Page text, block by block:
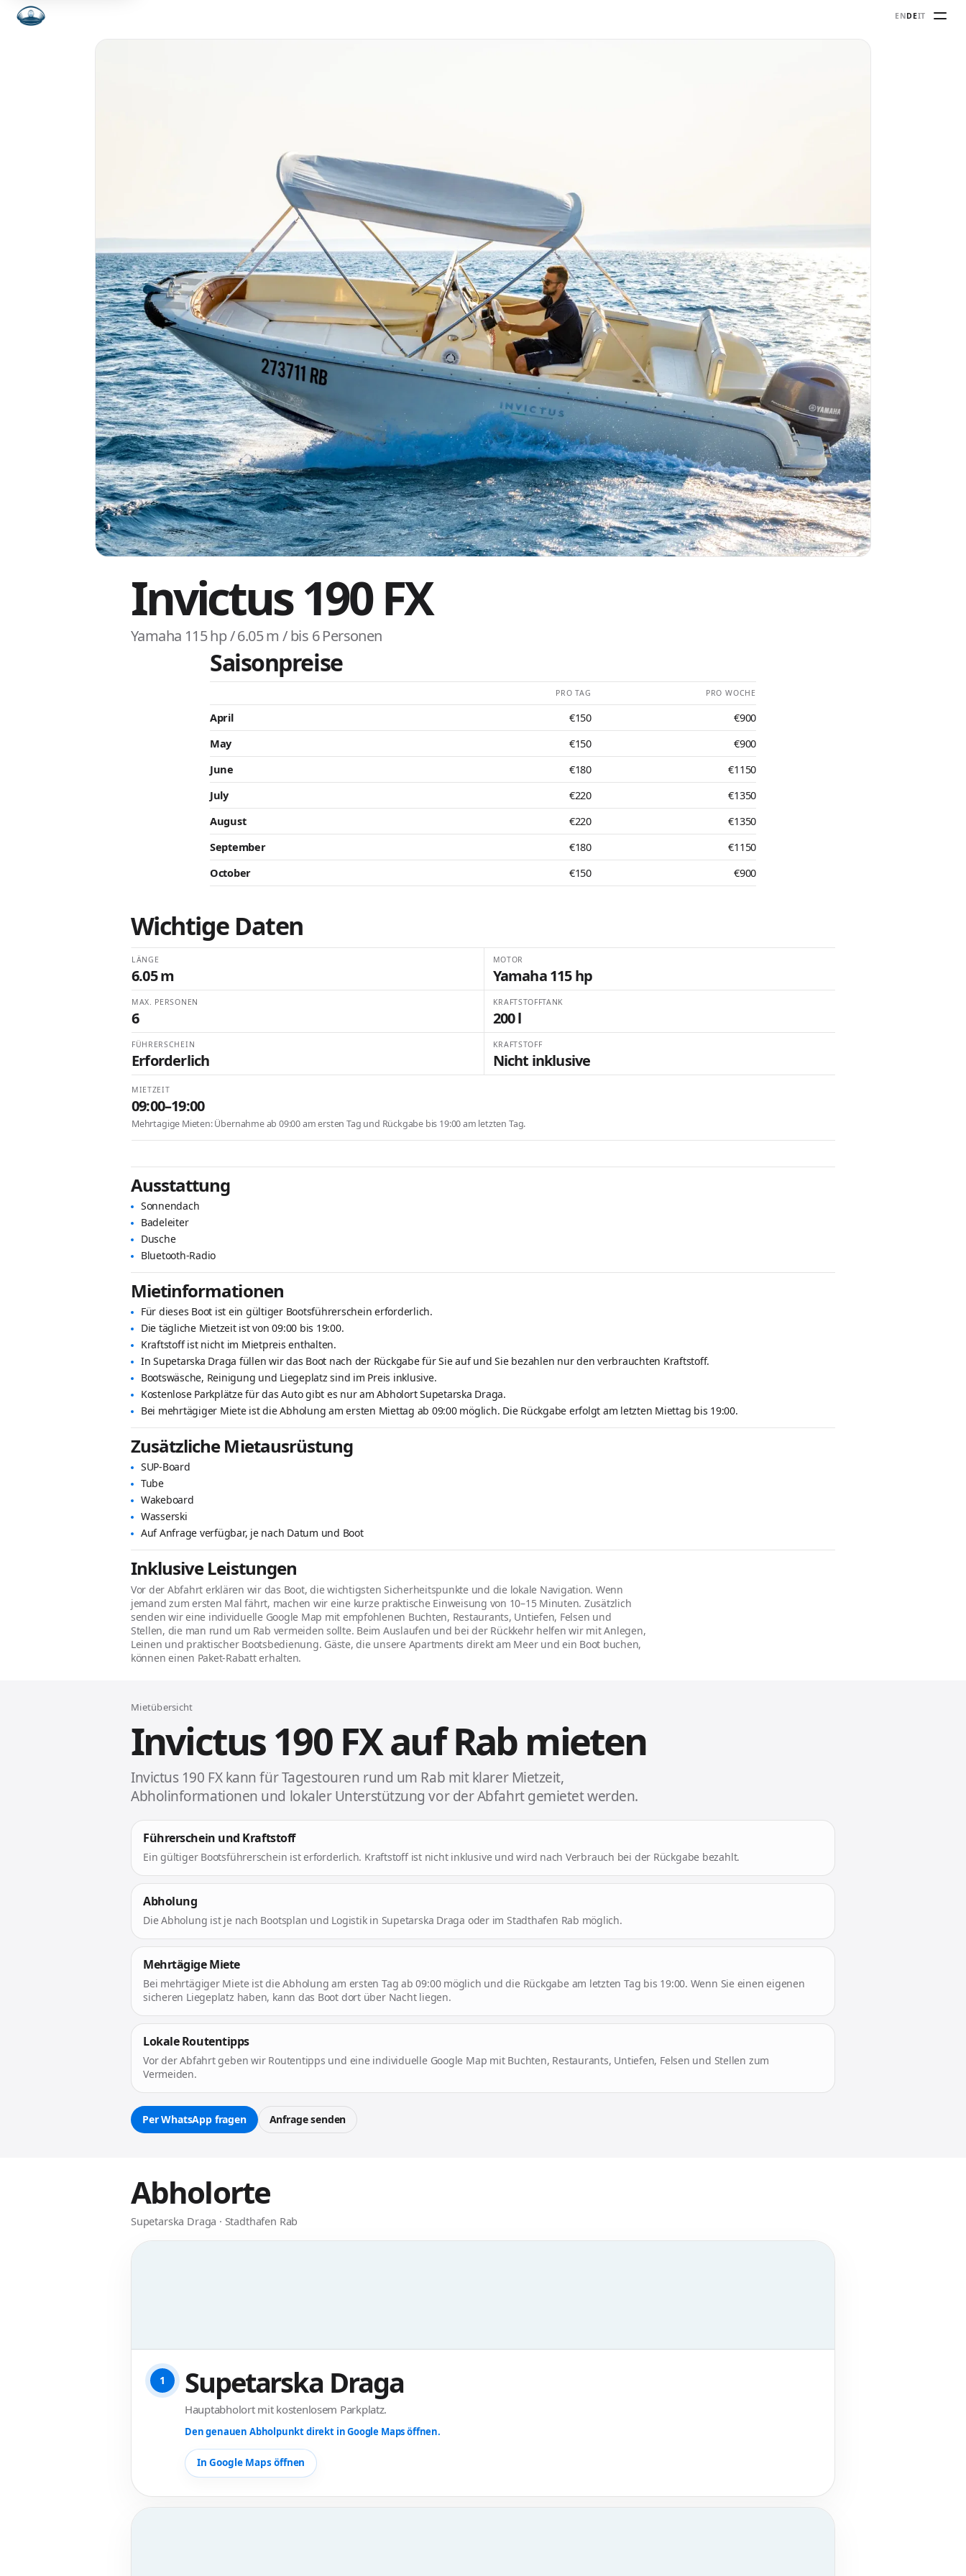
ENDEIT
Invictus 190 FX
Yamaha 115 hp / 6.05 m / bis 6 Personen
Saisonpreise
PRO TAG PRO WOCHE
April €150
€900
May
€150
€900
June
€180
€1150
July
€220
€1350
August
€220
€1350
September
€180
€1150
October
€150 €900
Wichtige Daten
LÄNGE
6.05 m
MOTOR
Yamaha 115 hp
MAX. PERSONEN
6
KRAFTSTOFFTANK
200 l
FÜHRERSCHEIN
Erforderlich
KRAFTSTOFF
Nicht inklusive
MIETZEIT
09:00–19:00
Mehrtagige Mieten: Übernahme ab 09:00 am ersten Tag und Rückgabe bis 19:00 am letzten Tag.
Ausstattung
Sonnendach
Badeleiter
Dusche
Bluetooth-Radio
Mietinformationen
Für dieses Boot ist ein gültiger Bootsführerschein erforderlich.
Die tägliche Mietzeit ist von 09:00 bis 19:00.
Kraftstoff ist nicht im Mietpreis enthalten.
In Supetarska Draga füllen wir das Boot nach der Rückgabe für Sie auf und Sie bezahlen nur den verbrauchten Kraftstoff.
Bootswäsche, Reinigung und Liegeplatz sind im Preis inklusive.
Kostenlose Parkplätze für das Auto gibt es nur am Abholort Supetarska Draga.
Bei mehrtägiger Miete ist die Abholung am ersten Miettag ab 09:00 möglich. Die Rückgabe erfolgt am letzten Miettag bis 19:00.
Zusätzliche Mietausrüstung
SUP-Board
Tube
Wakeboard
Wasserski
Auf Anfrage verfügbar, je nach Datum und Boot
Inklusive Leistungen
Vor der Abfahrt erklären wir das Boot, die wichtigsten Sicherheitspunkte und die lokale Navigation. Wenn
jemand zum ersten Mal fährt, machen wir eine kurze praktische Einweisung von 10–15 Minuten. Zusätzlich
senden wir eine individuelle Google Map mit empfohlenen Buchten, Restaurants, Untiefen, Felsen und
Stellen, die man rund um Rab vermeiden sollte. Beim Auslaufen und bei der Rückkehr helfen wir mit Anlegen,
Leinen und praktischer Bootsbedienung. Gäste, die unsere Apartments direkt am Meer und ein Boot buchen,
können einen Paket-Rabatt erhalten.
Mietübersicht
Invictus 190 FX auf Rab mieten
Invictus 190 FX kann für Tagestouren rund um Rab mit klarer Mietzeit,
Abholinformationen und lokaler Unterstützung vor der Abfahrt gemietet werden.
Führerschein und Kraftstoff
Ein gültiger Bootsführerschein ist erforderlich. Kraftstoff ist nicht inklusive und wird nach Verbrauch bei der Rückgabe bezahlt.
Abholung
Die Abholung ist je nach Bootsplan und Logistik in Supetarska Draga oder im Stadthafen Rab möglich.
Mehrtägige Miete
Bei mehrtägiger Miete ist die Abholung am ersten Tag ab 09:00 möglich und die Rückgabe am letzten Tag bis 19:00. Wenn Sie einen eigenen
sicheren Liegeplatz haben, kann das Boot dort über Nacht liegen.
Lokale Routentipps
Vor der Abfahrt geben wir Routentipps und eine individuelle Google Map mit Buchten, Restaurants, Untiefen, Felsen und Stellen zum
Vermeiden.
Per WhatsApp fragen Anfrage senden
Abholorte
Supetarska Draga · Stadthafen Rab
1 Supetarska Draga
Hauptabholort mit kostenlosem Parkplatz.
Den genauen Abholpunkt direkt in Google Maps öffnen.
In Google Maps öffnen